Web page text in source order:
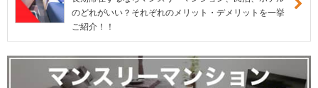
のどれがいい？それぞれのメリット・デメリットを一挙
ご紹介！！